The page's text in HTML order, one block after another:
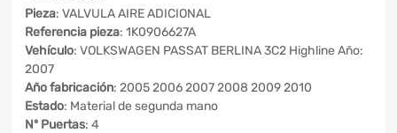
Pieza: VALVULA AIRE ADICIONAL
Referencia pieza: 1K0906627A
Vehículo: VOLKSWAGEN PASSAT BERLINA 3C2 Highline Año:
2007
Año fabricación: 2005 2006 2007 2008 2009 2010
Estado: Material de segunda mano
Nº Puertas: 4